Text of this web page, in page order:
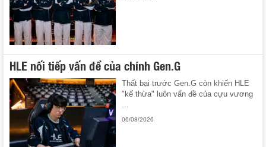
HLE nối tiếp vấn đề của chính Gen.G
Thất bại trước Gen.G còn khiến HLE
"kế thừa" luôn vấn đề của cựu vương
...
06/08/2026